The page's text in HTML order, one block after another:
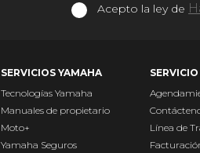
Acepto la ley de
SERVICIOS YAMAHA
Tecnologías Yamaha
Manuales de propietario
Moto+
Yamaha Seguros
Línea de